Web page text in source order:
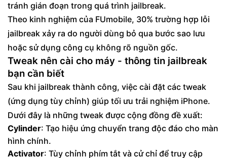
tránh gián đoạn trong quá trình jailbreak.
Theo kinh nghiệm của FUmobile, 30% trường hợp lỗi
jailbreak xảy ra do người dùng bỏ qua bước sao lưu
hoặc sử dụng công cụ không rõ nguồn gốc.
Tweak nên cài cho máy - thông tin jailbreak
bạn cần biết
Sau khi jailbreak thành công, việc cài đặt các tweak
(ứng dụng tùy chỉnh) giúp tối ưu trải nghiệm iPhone.
Dưới đây là những tweak được cộng đồng đề xuất:
Cylinder: Tạo hiệu ứng chuyển trang độc đáo cho màn
hình chính.
Activator: Tùy chỉnh phím tắt và cử chỉ để truy cập